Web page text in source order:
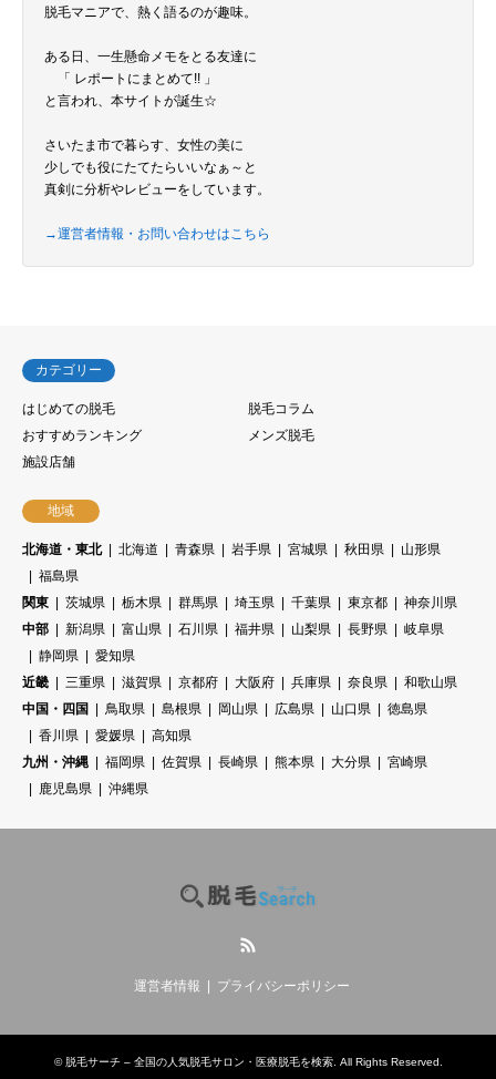
脱毛マニアで、熱く語るのが趣味。
ある日、一生懸命メモをとる友達に
「 レポートにまとめて!! 」
と言われ、本サイトが誕生☆
さいたま市で暮らす、女性の美に
少しでも役にたてたらいいなぁ～と
真剣に分析やレビューをしています。
→運営者情報・お問い合わせはこちら
カテゴリー
はじめての脱毛
脱毛コラム
おすすめランキング
メンズ脱毛
施設店舗
地域
北海道・東北 北海道 青森県 岩手県 宮城県 秋田県
山形県
福島県
関東
茨城県 栃木県 群馬県 埼玉県 千葉県 東京都
神奈川県
中部
新潟県 富山県 石川県 福井県 山梨県 長野県
岐阜県
静岡県
愛知県
近畿
三重県 滋賀県 京都府 大阪府 兵庫県 奈良県
和歌山県
中国・四国
鳥取県 島根県 岡山県 広島県 山口県
徳島県
香川県
愛媛県
高知県
九州・沖縄
福岡県 佐賀県 長崎県 熊本県 大分県
宮崎県
鹿児島県
沖縄県
運営者情報 プライバシーポリシー
© 脱毛サーチ – 全国の人気脱毛サロン・医療脱毛を検索. All Rights Reserved.